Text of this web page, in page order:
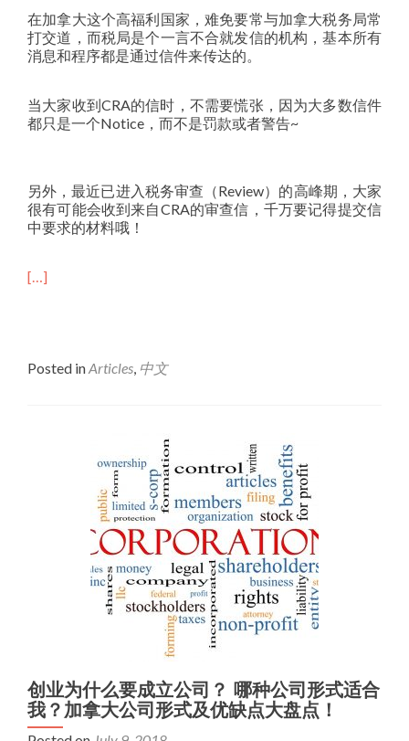
在加拿大这个高福利国家，难免要常与加拿大税务局常
打交道，而税局是个一言不合就发信的机构，基本所有
消息和程序都是通过信件来传达的。
当大家收到CRA的信时，不需要慌张，因为大多数信件
都只是一个Notice，而不是罚款或者警告~
另外，最近已进入税务审查（Review）的高峰期，大家
很有可能会收到来自CRA的审查信，千万要记得提交信
中要求的材料哦！
[…]
Posted inArticles, 中文
创业为什么要成立公司？ 哪种公司形式适合
我？加拿大公司形式及优缺点大盘点！